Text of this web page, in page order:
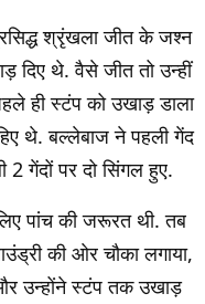
श्रृंखला जीत के जश्न
दिए थे. वैसे जीत तो उन्हीं
ही स्टंप को उखाड़ डाला
थे. बल्लेबाज ने पहली गेंद
गेंदों पर दो सिंगल हुए.
पांच की जरूरत थी. तब
की ओर चौका लगाया,
उन्होंने स्टंप तक उखाड़